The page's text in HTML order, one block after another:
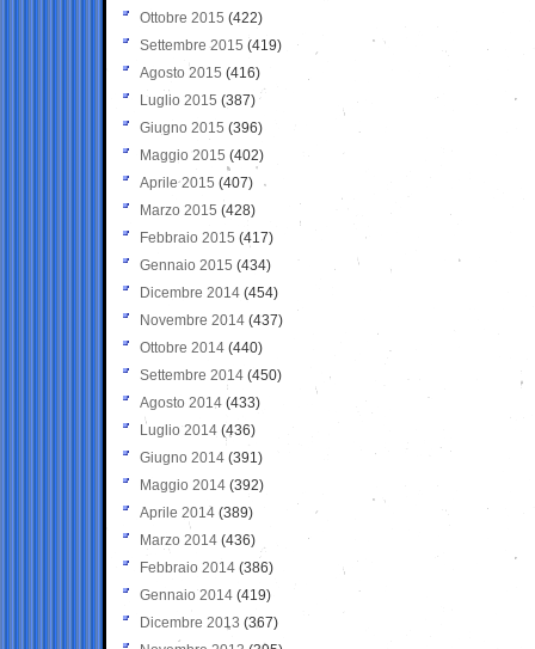
Ottobre 2015 (422)
Settembre 2015 (419)
Agosto 2015 (416)
Luglio 2015 (387)
Giugno 2015 (396)
Maggio 2015 (402)
Aprile 2015 (407)
Marzo 2015 (428)
Febbraio 2015 (417)
Gennaio 2015 (434)
Dicembre 2014 (454)
Novembre 2014 (437)
Ottobre 2014 (440)
Settembre 2014 (450)
Agosto 2014 (433)
Luglio 2014 (436)
Giugno 2014 (391)
Maggio 2014 (392)
Aprile 2014 (389)
Marzo 2014 (436)
Febbraio 2014 (386)
Gennaio 2014 (419)
Dicembre 2013 (367)